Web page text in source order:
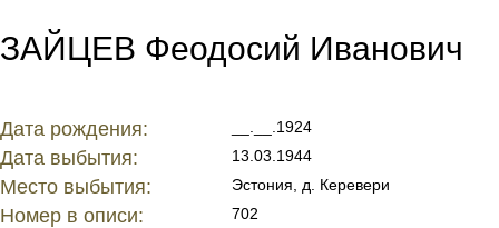
ЗАЙЦЕВ Феодосий Иванович
Дата рождения: __.__.1924
Дата выбытия: 13.03.1944
Место выбытия: Эстония, д. Керевери
Номер в описи: 702